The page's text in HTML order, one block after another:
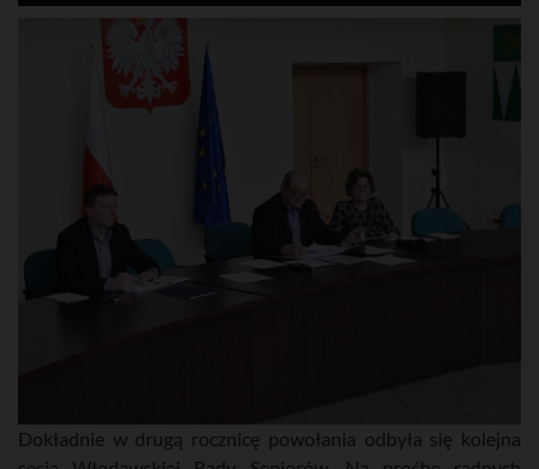
Dokładnie w drugą rocznicę powołania odbyła się kolejna